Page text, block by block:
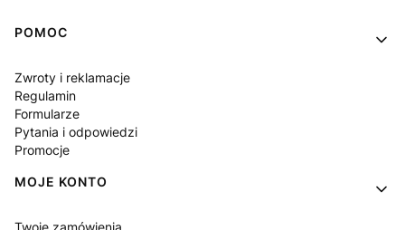
Linki w stopce
POMOC
Zwroty i reklamacje
Regulamin
Formularze
Pytania i odpowiedzi
Promocje
MOJE KONTO